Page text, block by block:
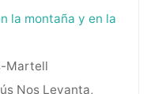
la montaña y en la
Martell
Nos Levanta,